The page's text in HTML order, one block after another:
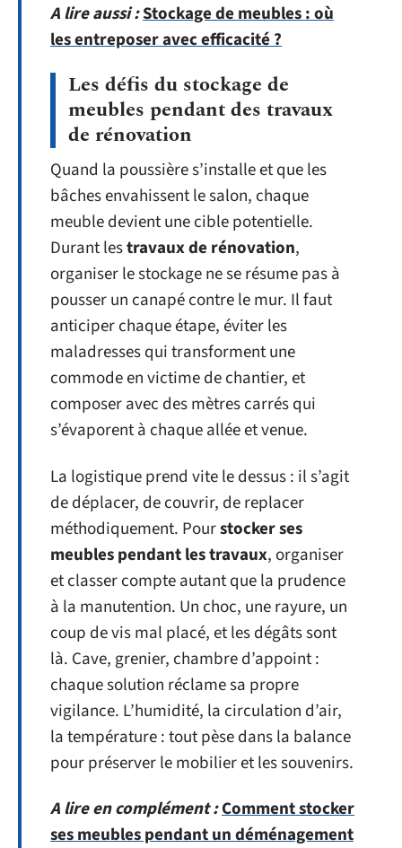
A lire aussi :Stockage de meubles : où
les entreposer avec efficacité ?
Les défis du stockage de
meubles pendant des travaux
de rénovation
Quand la poussière s’installe et que les
bâches envahissent le salon, chaque
meuble devient une cible potentielle.
Durant lestravaux de rénovation,
organiser le stockage ne se résume pas à
pousser un canapé contre le mur. Il faut
anticiper chaque étape, éviter les
maladresses qui transforment une
commode en victime de chantier, et
composer avec des mètres carrés qui
s’évaporent à chaque allée et venue.
La logistique prend vite le dessus : il s’agit
de déplacer, de couvrir, de replacer
méthodiquement. Pourstocker ses
meubles pendant les travaux, organiser
et classer compte autant que la prudence
à la manutention. Un choc, une rayure, un
coup de vis mal placé, et les dégâts sont
là. Cave, grenier, chambre d’appoint :
chaque solution réclame sa propre
vigilance. L’humidité, la circulation d’air,
la température : tout pèse dans la balance
pour préserver le mobilier et les souvenirs.
A lire en complément :Comment stocker
ses meubles pendant un déménagement